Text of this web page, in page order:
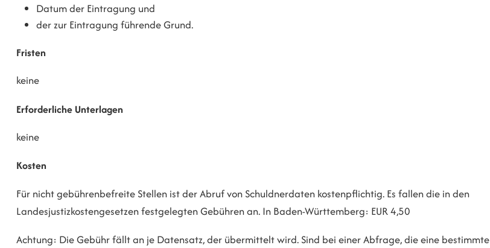
Datum der Eintragung und
der zur Eintragung führende Grund.
Fristen
keine
Erforderliche Unterlagen
keine
Kosten
Für nicht gebührenbefreite Stellen ist der Abruf von Schuldnerdaten kostenpflichtig. Es fallen die in den
Landesjustizkostengesetzen festgelegten Gebühren an. In Baden-Württemberg: EUR 4,50
Achtung: Die Gebühr fällt an je Datensatz, der übermittelt wird. Sind bei einer Abfrage, die eine bestimmte